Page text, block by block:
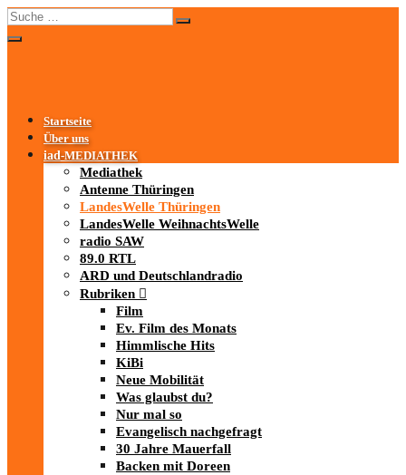
Startseite
Über uns
iad-MEDIATHEK
Mediathek
Antenne Thüringen
LandesWelle Thüringen
LandesWelle WeihnachtsWelle
radio SAW
89.0 RTL
ARD und Deutschlandradio
Rubriken
Film
Ev. Film des Monats
Himmlische Hits
KiBi
Neue Mobilität
Was glaubst du?
Nur mal so
Evangelisch nachgefragt
30 Jahre Mauerfall
Backen mit Doreen